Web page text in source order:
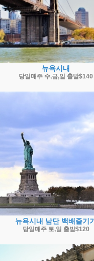
뉴욕시내
당일매주 수,금,일 출발$140
뉴욕시내 남단 백배즐기기
당일매주 토,일 출발$120